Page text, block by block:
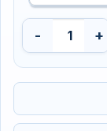
Bàn Bida Lỗ